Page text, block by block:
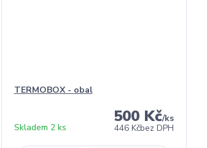
TERMOBOX - obal
500 Kč/ks
446 Kčbez DPH
Skladem 2 ks